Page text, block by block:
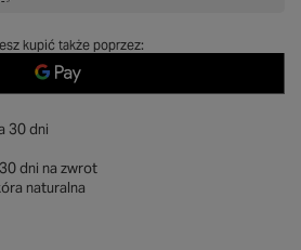
kupić także poprzez:
30 dni
dni na zwrot
naturalna